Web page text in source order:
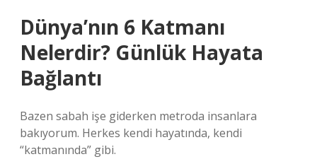
Dünya’nın 6 Katmanı
Nelerdir? Günlük Hayata
Bağlantı
Bazen sabah işe giderken metroda insanlara
bakıyorum. Herkes kendi hayatında, kendi
“katmanında” gibi.